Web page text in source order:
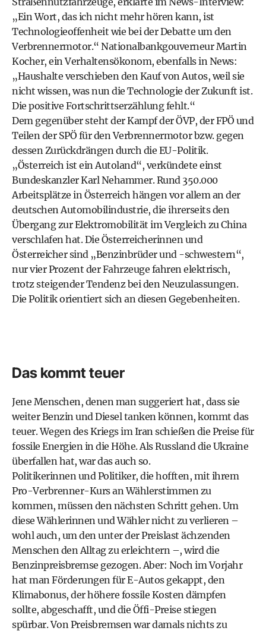
„Ein Wort, das ich nicht mehr hören kann, ist
Technologieoffenheit wie bei der Debatte um den
Verbrennermotor.“ Nationalbankgouverneur Martin
Kocher, ein Verhaltensökonom, ebenfalls in News:
„Haushalte verschieben den Kauf von Autos, weil sie
nicht wissen, was nun die Technologie der Zukunft ist.
Die positive Fortschrittserzählung fehlt.“
Dem gegenüber steht der Kampf der ÖVP, der FPÖ und
Teilen der SPÖ für den Verbrennermotor bzw. gegen
dessen Zurückdrängen durch die EU-Politik.
„Österreich ist ein Autoland“, verkündete einst
Bundeskanzler Karl Nehammer. Rund 350.000
Arbeitsplätze in Österreich hängen vor allem an der
deutschen Automobilindustrie, die ihrerseits den
Übergang zur Elektromobilität im Vergleich zu China
verschlafen hat. Die Österreicherinnen und
Österreicher sind „Benzinbrüder und -schwestern“,
nur vier Prozent der Fahrzeuge fahren elektrisch,
trotz steigender Tendenz bei den Neuzulassungen.
Die Politik orientiert sich an diesen Gegebenheiten.
Das kommt teuer
Jene Menschen, denen man suggeriert hat, dass sie
weiter Benzin und Diesel tanken können, kommt das
teuer. Wegen des Kriegs im Iran schießen die Preise für
fossile Energien in die Höhe. Als Russland die Ukraine
überfallen hat, war das auch so.
Politikerinnen und Politiker, die hofften, mit ihrem
Pro-Verbrenner-Kurs an Wählerstimmen zu
kommen, müssen den nächsten Schritt gehen. Um
diese Wählerinnen und Wähler nicht zu verlieren –
wohl auch, um den unter der Preislast ächzenden
Menschen den Alltag zu erleichtern –, wird die
Benzinpreisbremse gezogen. Aber: Noch im Vorjahr
hat man Förderungen für E-Autos gekappt, den
Klimabonus, der höhere fossile Kosten dämpfen
sollte, abgeschafft, und die Öffi-Preise stiegen
spürbar. Von Preisbremsen war damals nichts zu